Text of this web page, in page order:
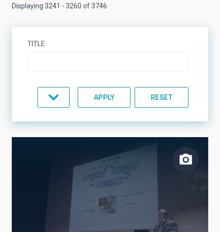
Displaying 3241 - 3260 of 3746
TITLE
LINES OF RESEARCH